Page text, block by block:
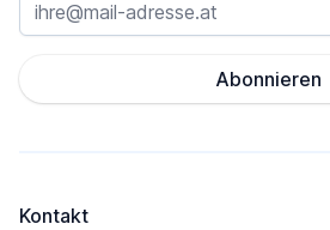
Abonnieren
Kontakt